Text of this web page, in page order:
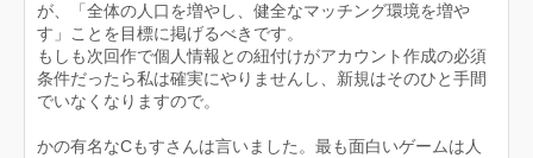
が、「全体の人口を増やし、健全なマッチング環境を増や
す」ことを目標に掲げるべきです。
もしも次回作で個人情報との紐付けがアカウント作成の必須
条件だったら私は確実にやりませんし、新規はそのひと手間
でいなくなりますので。
かの有名なCもすさんは言いました。最も面白いゲームは人